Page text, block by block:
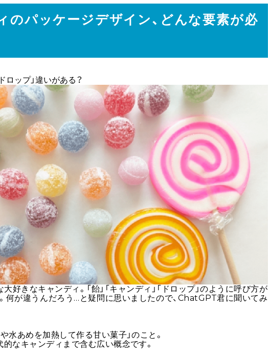
のパッケージデザイン、どんな要素が必
ドロップ」違いがある？
好きなキャンディ。「飴」「キャンディ」「ドロップ」のように呼び方が
何が違うんだろう…と疑問に思いましたので、ChatGPT君に聞いてみ
水あめを加熱して作る甘い菓子」のこと。
的なキャンディまで含む広い概念です。